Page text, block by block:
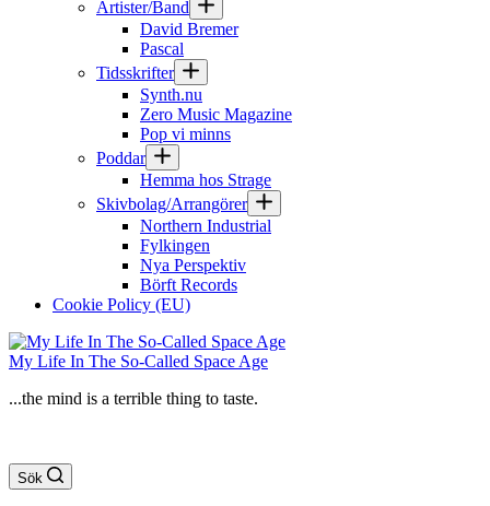
Artister/Band
David Bremer
Pascal
Tidsskrifter
Synth.nu
Zero Music Magazine
Pop vi minns
Poddar
Hemma hos Strage
Skivbolag/Arrangörer
Northern Industrial
Fylkingen
Nya Perspektiv
Börft Records
Cookie Policy (EU)
My Life In The So-Called Space Age
...the mind is a terrible thing to taste.
Sök